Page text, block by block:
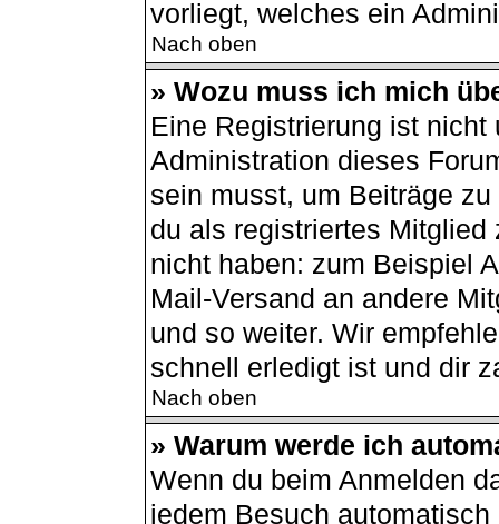
vorliegt, welches ein
Nach oben
» Wozu muss ich mich
Eine Registrierung ist
Administration dieses
sein musst, um Beiträge
du als registriertes
nicht haben: zum Beispiel
Mail-Versand an andere
und so weiter. Wir
schnell erledigt ist und dir
Nach oben
» Warum werde ich
Wenn du beim Anmelden
jedem Besuch